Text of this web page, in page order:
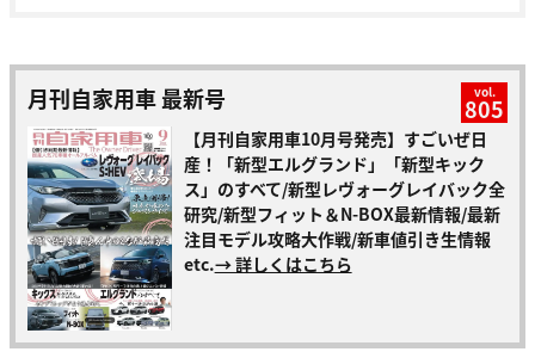
月刊自家用車 最新号 vol.
805
【月刊自家用車10月号発売】すごいぜ日
産！「新型エルグランド」「新型キック
ス」のすべて/新型レヴォーグレイバック全
研究/新型フィット＆N-BOX最新情報/最新
注目モデル攻略大作戦/新車値引き生情報
etc.→ 詳しくはこちら